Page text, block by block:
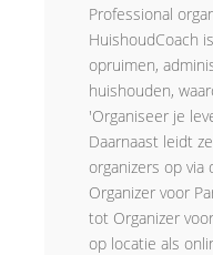
Professional
HuishoudCoach
opruimen,
huishouden,
'Organiseer je
Daarnaast leidt
organizers op via
Organizer voor
tot Organizer
op locatie als